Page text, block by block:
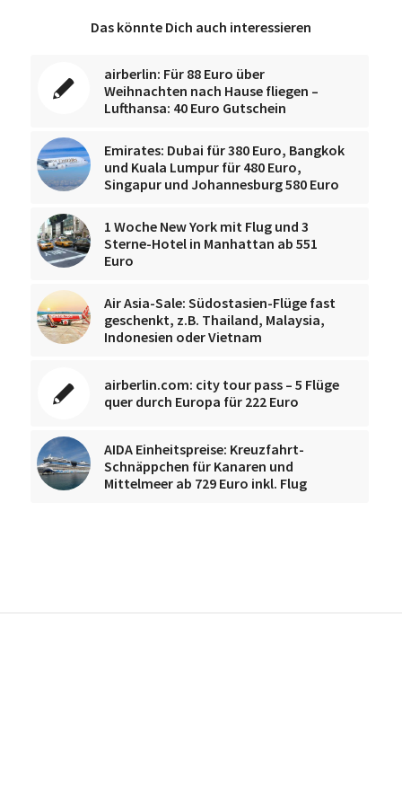
Das könnte Dich auch interessieren
airberlin: Für 88 Euro über
Weihnachten nach Hause fliegen –
Lufthansa: 40 Euro Gutschein
Emirates: Dubai für 380 Euro, Bangkok
und Kuala Lumpur für 480 Euro,
Singapur und Johannesburg 580 Euro
1 Woche New York mit Flug und 3
Sterne-Hotel in Manhattan ab 551
Euro
Air Asia-Sale: Südostasien-Flüge fast
geschenkt, z.B. Thailand, Malaysia,
Indonesien oder Vietnam
airberlin.com: city tour pass – 5 Flüge
quer durch Europa für 222 Euro
AIDA Einheitspreise: Kreuzfahrt-
Schnäppchen für Kanaren und
Mittelmeer ab 729 Euro inkl. Flug